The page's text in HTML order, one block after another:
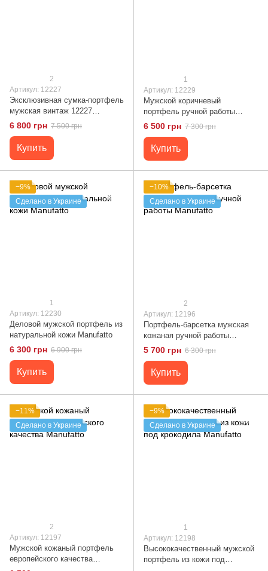
2
Артикул: 12227
Эксклюзивная сумка-портфель
мужская винтаж 12227
Manufatto
6 800 грн 7 500 грн
Купить
1
Артикул: 12229
Мужской коричневый
портфель ручной работы
Manufatto
6 500 грн 7 300 грн
Купить
−9%
Сделано в Украине
1
Артикул: 12230
Деловой мужской портфель из
натуральной кожи Manufatto
6 300 грн 6 900 грн
Купить
−10%
Сделано в Украине
2
Артикул: 12196
Портфель-барсетка мужская
кожаная ручной работы
Manufatto
5 700 грн 6 300 грн
Купить
−11%
Сделано в Украине
2
Артикул: 12197
Мужской кожаный портфель
европейского качества
−9%
Сделано в Украине
1
Артикул: 12198
Высококачественный мужской
портфель из кожи под